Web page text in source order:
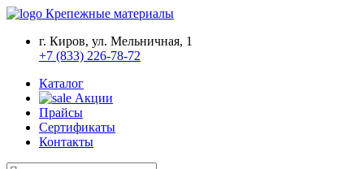
Крепежные материалы
г. Киров, ул. Мельничная, 1
+7 (833) 226-78-72
Каталог
Акции
Прайсы
Сертификаты
Контакты